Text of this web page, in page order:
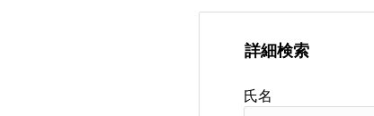
詳細検索
氏名